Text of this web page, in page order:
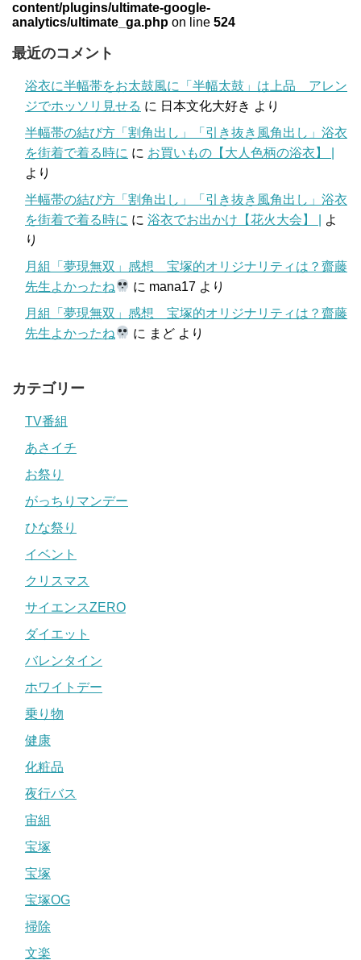
content/plugins/ultimate-google-
analytics/ultimate_ga.php on line 524
最近のコメント
浴衣に半幅帯をお太鼓風に「半幅太鼓」は上品 アレン
ジでホッソリ見せる に 日本文化大好き より
半幅帯の結び方「割角出し」「引き抜き風角出し」浴衣
を街着で着る時に に お買いもの【大人色柄の浴衣】 |
より
半幅帯の結び方「割角出し」「引き抜き風角出し」浴衣
を街着で着る時に に 浴衣でお出かけ【花火大会】 |
よ
り
月組「夢現無双」感想 宝塚的オリジナリティは？齋藤
先生よかったね
に mana17 より
月組「夢現無双」感想 宝塚的オリジナリティは？齋藤
先生よかったね
に まど より
カテゴリー
TV番組
あさイチ
お祭り
がっちりマンデー
ひな祭り
イベント
クリスマス
サイエンスZERO
ダイエット
バレンタイン
ホワイトデー
乗り物
健康
化粧品
夜行バス
宙組
宝塚
宝塚
宝塚OG
掃除
文楽